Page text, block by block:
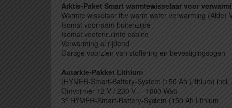
Arktis-Paket Smart warmtewisselaar voor
Warmte wisselaar tbv warm water verwarming (Alde)
Isomat voorraam buitenzijde
Isomat voetenruimte cabine
Verwarming al rijdend
Garage voorzien van stoffering en bevestigingsogen
Autarkie-Pakket Lithium
(HYMER-Smart-Battery-System (150 Ah Lithium) incl.
Omvormer 12 V / 230 V – 1800 Watt
3e HYMER-Smart-Battery-System (150 Ah Lithium